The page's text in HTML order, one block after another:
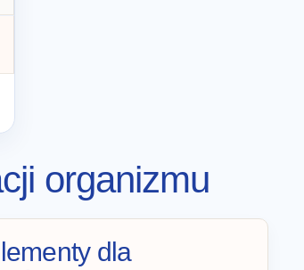
organizmu
dla